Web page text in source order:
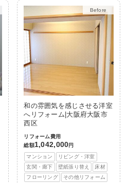
After
和の雰囲気を感じさせる洋室
へリフォーム|大阪府大阪市
西区
リフォーム費用
総額1,042,000円
マンション
リビング・洋室
玄関・廊下
壁紙張り替え
床材
フローリング
その他リフォーム